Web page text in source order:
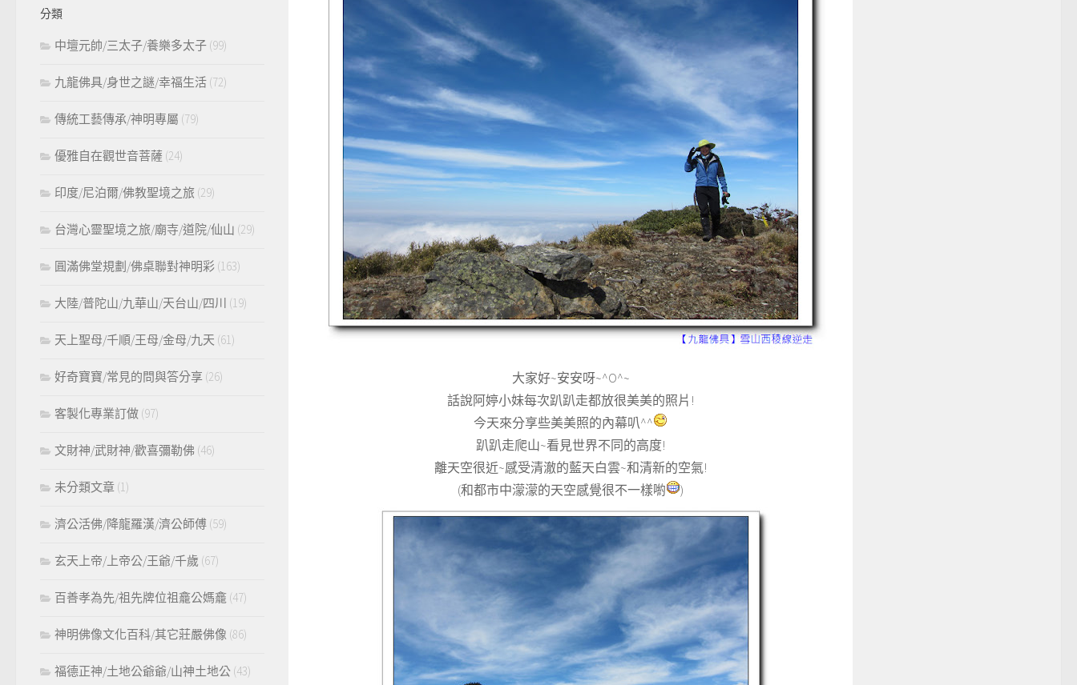
大家好~安安呀~^O^~
話說阿婷小妹每次趴趴走都放很美美的照片!
今天來分享些美美照的內幕叭^^
趴趴走爬山~看見世界不同的高度!
離天空很近~感受清澈的藍天白雲~和清新的空氣!
(和都市中濛濛的天空感覺很不一樣喲
)
字:
分類
中壇元帥/三太子/養樂多太子 (99)
九龍佛具/身世之謎/幸福生活 (72)
傳統工藝傳承/神明專屬 (79)
優雅自在觀世音菩薩 (24)
印度/尼泊爾/佛教聖境之旅 (29)
台灣心靈聖境之旅/廟寺/道院/仙山 (29)
圓滿佛堂規劃/佛桌聯對神明彩 (163)
大陸/普陀山/九華山/天台山/四川 (19)
天上聖母/千順/王母/金母/九天 (61)
好奇寶寶/常見的問與答分享 (26)
客製化專業訂做 (97)
文財神/武財神/歡喜彌勒佛 (46)
未分類文章 (1)
濟公活佛/降龍羅漢/濟公師傅 (59)
玄天上帝/上帝公/王爺/千歲 (67)
百善孝為先/祖先牌位祖龕公媽龕 (47)
神明佛像文化百科/其它莊嚴佛像 (86)
福德正神/土地公爺爺/山神土地公 (43)